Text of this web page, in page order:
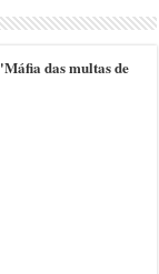
das multas de